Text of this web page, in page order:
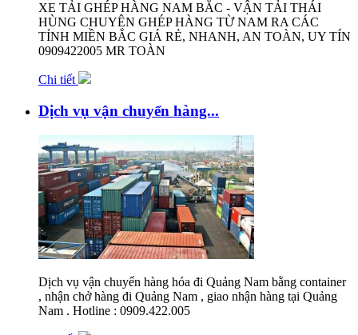
XE TẢI GHÉP HÀNG NAM BẮC - VẬN TẢI THÁI
HÙNG CHUYÊN GHÉP HÀNG TỪ NAM RA CÁC
TỈNH MIỀN BẮC GIÁ RẺ, NHANH, AN TOÀN, UY TÍN
0909422005 MR TOÀN
Chi tiết
Dịch vụ vận chuyển hàng...
Dịch vụ vận chuyển hàng hóa đi Quảng Nam bằng container
, nhận chở hàng đi Quảng Nam , giao nhận hàng tại Quảng
Nam . Hotline : 0909.422.005